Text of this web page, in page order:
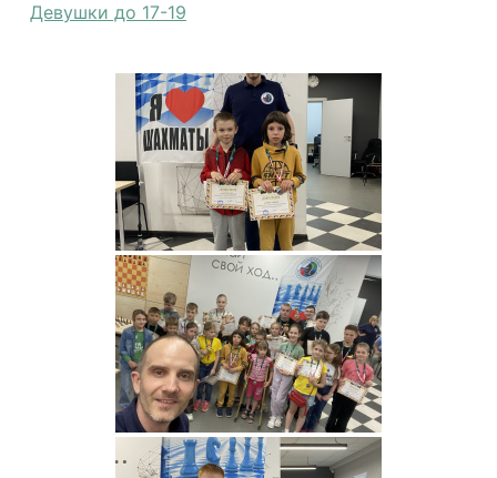
Девушки до 17-19